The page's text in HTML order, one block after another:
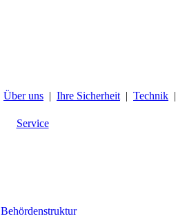
Über uns Ihre Sicherheit Technik
Service
Behördenstruktur